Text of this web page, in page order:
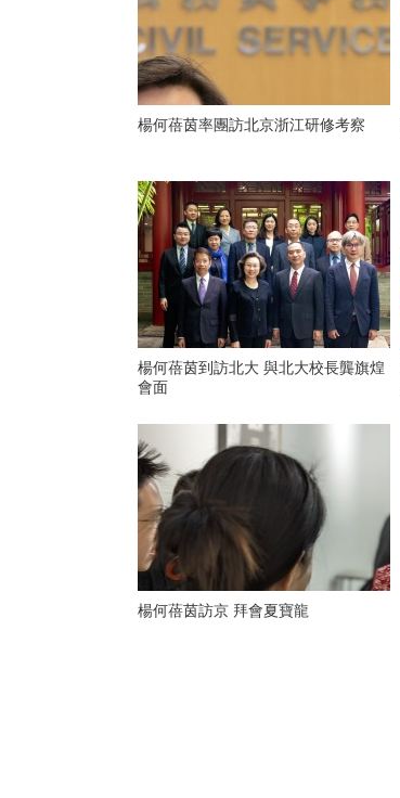
楊何蓓茵率團訪北京浙江研修考察
楊何蓓茵到訪北大 與北大校長龔旗煌
會面
楊何蓓茵訪京 拜會夏寶龍